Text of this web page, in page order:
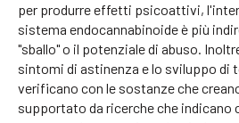
per produrre effetti psicoattivi,
sistema endocannabinoide è più
"sballo" o il potenziale di abuso.
sintomi di astinenza e lo sviluppo di
verificano con le sostanze che
supportato da ricerche che indicano